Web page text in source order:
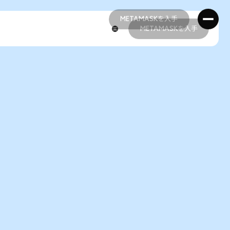
METAMASKを入手
METAMASKを入手
METAMASKを入手